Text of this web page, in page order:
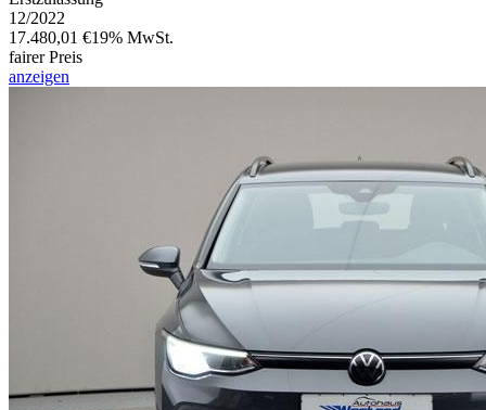
12/2022
17.480,01 €19% MwSt.
fairer Preis
anzeigen